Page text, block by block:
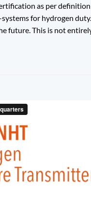
as per
for hydrogen
future. This is not